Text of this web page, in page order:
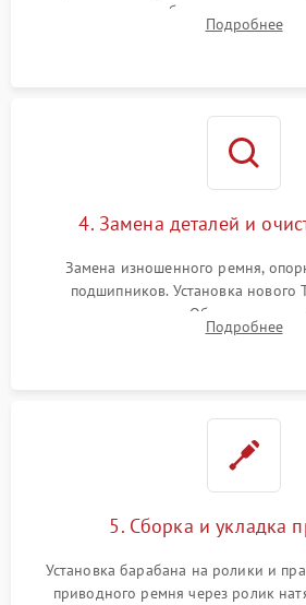
конденсатора, обмоток мотора и
тепловым насосом — диагностика
Подробнее
4. Замена деталей и
Замена изношенного ремня,
подшипников. Установка нового
термодатчиков. Обязательная
конденсатора, крыльчаткиПодробнее
5. Сборка и укладка
Установка барабана на ролики и
приводного ремня через ролик